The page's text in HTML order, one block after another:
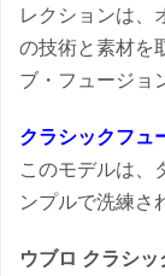
レクションは、
の技術と素材を
ブ・フュージョ
クラシックフュ
このモデルは、
ンプルで洗練さ
ウブロ クラシ